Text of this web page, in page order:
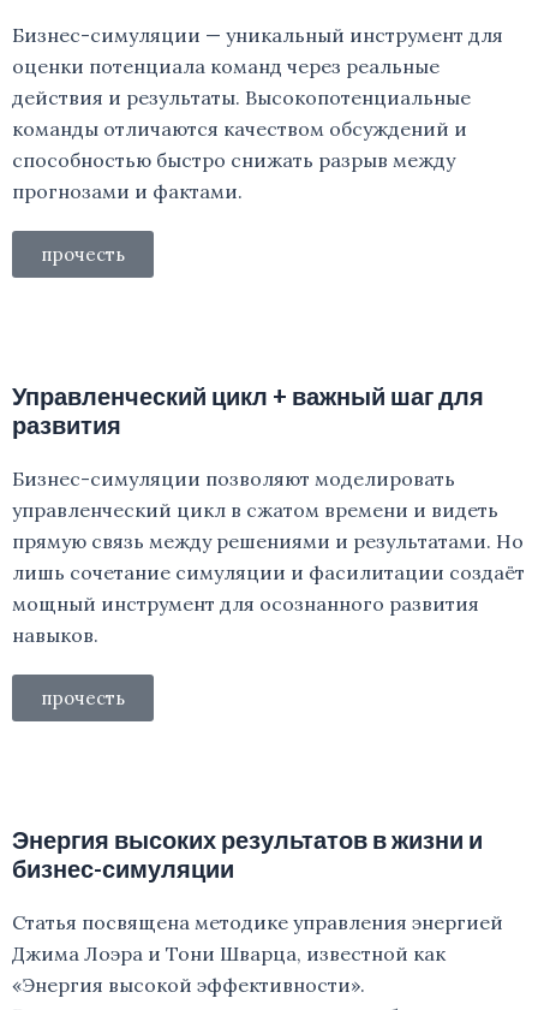
Бизнес-симуляции — уникальный инструмент для
оценки потенциала команд через реальные
действия и результаты. Высокопотенциальные
команды отличаются качеством обсуждений и
способностью быстро снижать разрыв между
прогнозами и фактами.
прочесть
Управленческий цикл + важный шаг для
развития
Бизнес-симуляции позволяют моделировать
управленческий цикл в сжатом времени и видеть
прямую связь между решениями и результатами. Но
лишь сочетание симуляции и фасилитации создаёт
мощный инструмент для осознанного развития
навыков.
прочесть
Энергия высоких результатов в жизни и
бизнес-симуляции
Статья посвящена методике управления энергией
Джима Лоэра и Тони Шварца, известной как
«Энергия высокой эффективности».